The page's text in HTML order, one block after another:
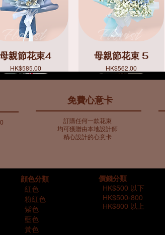
母親節花束4
價格
HK$585.00
母親節花束 5
價格
HK$562.00
母親節花瓶 9
HK$732.00
母親節花束 10
價格
HK$548.00
藍色主調花束8
HK$2,253.00
藍色主調花束7
價格
HK$734.00
免費心意卡
訂購任何一款花束
均可獲贈由本地設計師
精心設計的心意卡
顔色分類
紅色
粉紅色
紫色
藍色
黃色
價錢分類
HK$500 以下
HK$500-800
HK$800 以上